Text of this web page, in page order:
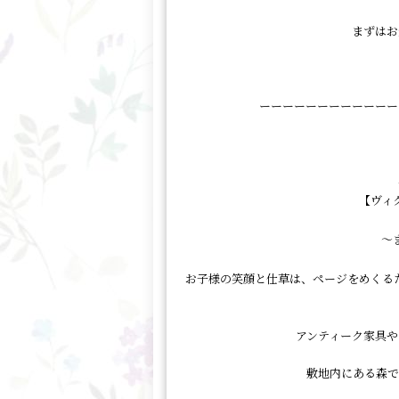
まずは
ーーーーーーーーーーー
【ヴ
～⁡
お子様の笑顔と仕草は、ページをめく
アンティーク家具
敷地内にある森